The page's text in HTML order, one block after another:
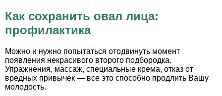
Как сохранить овал лица:
профилактика
Можно и нужно попытаться отодвинуть момент
появления некрасивого второго подбородка.
Упражнения, массаж, специальные крема, отказ от
вредных привычек — все это способно продлить Вашу
молодость.